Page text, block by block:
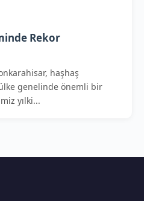
Rekor
haşhaş
genelinde önemli bir
yılki...